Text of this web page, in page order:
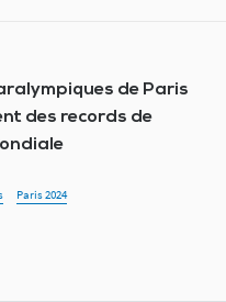
de Paris
des records de
Paris 2024